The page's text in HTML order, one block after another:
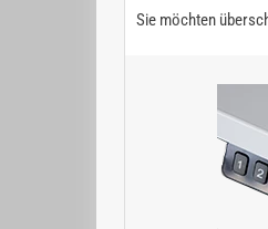
Sie möchten